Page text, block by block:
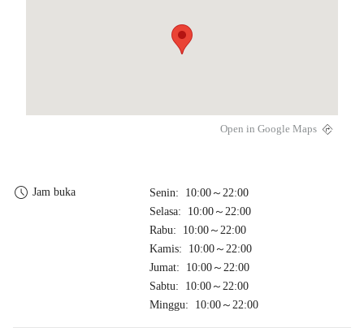
Open in Google Maps
Jam buka
Senin: 10:00～22:00
Selasa: 10:00～22:00
Rabu: 10:00～22:00
Kamis: 10:00～22:00
Jumat: 10:00～22:00
Sabtu: 10:00～22:00
Minggu: 10:00～22:00